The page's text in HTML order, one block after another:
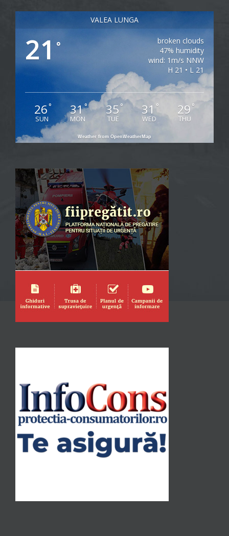
VALEA LUNGA
21 °
broken clouds
47% humidity
wind: 1m/s NNW
H 21 • L 21
26°
SUN
31°
MON
35°
TUE
31 °
WED
29 °
THU
Weather from OpenWeatherMap